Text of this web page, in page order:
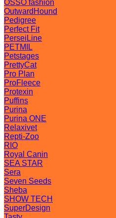
OSSO fashion
OutwardHound
Pedigree
Perfect Fit
PerseiLine
PETMIL
Petstages
PrettyCat
Pro Plan
ProFleece
Protexin
Puffins
Purina
Purina ONE
Relaxivet
Repti-Zoo
RIO
Royal Canin
SEA STAR
Sera
Seven Seeds
Sheba
SHOW TECH
SuperDesign